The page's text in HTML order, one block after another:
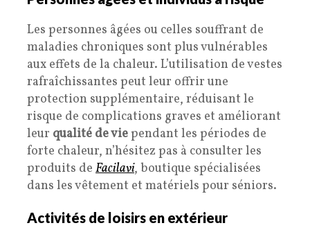
Les personnes âgées ou celles souffrant de
maladies chroniques sont plus vulnérables
aux effets de la chaleur. L’utilisation de vestes
rafraîchissantes peut leur offrir une
protection supplémentaire, réduisant le
risque de complications graves et améliorant
leur qualité de viependant les périodes de
forte chaleur, n’hésitez pas à consulter les
produits de Facilavi, boutique spécialisées
dans les vêtement et matériels pour séniors.
Activités de loisirs en extérieur